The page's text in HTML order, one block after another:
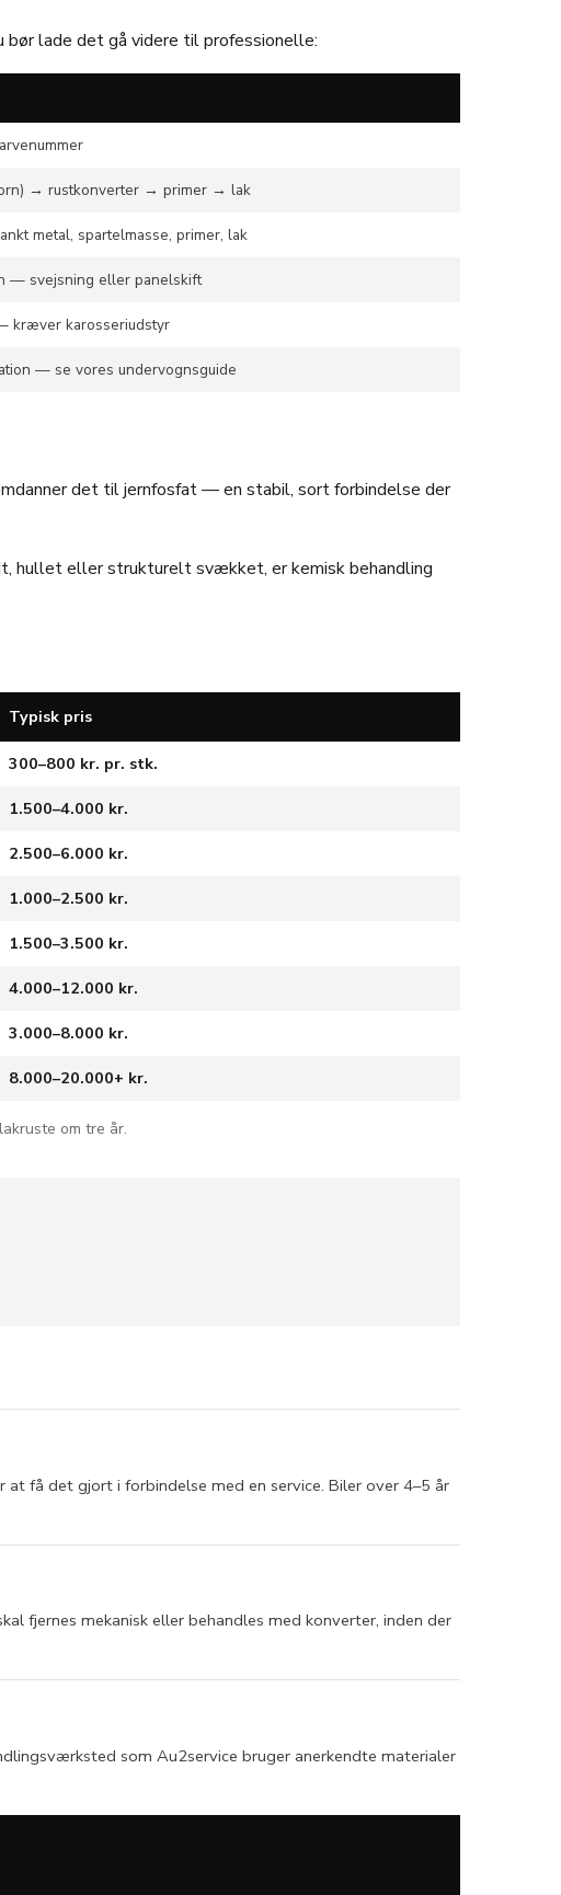
bør lade det gå videre til professionelle:
→ rustkonverter → primer → lak
metal, spartelmasse, primer, lak
— svejsning eller panelskift
kræver karosseriudstyr
— se vores undervognsguide
det til jernfosfat — en stabil, sort forbindelse der
hullet eller strukturelt svækket, er kemisk behandling
Typisk pris
300–800 kr. pr. stk.
1.500–4.000 kr.
2.500–6.000 kr.
1.000–2.500 kr.
1.500–3.500 kr.
4.000–12.000 kr.
3.000–8.000 kr.
8.000–20.000+ kr.
om tre år.
få det gjort i forbindelse med en service. Biler over 4–5 år
fjernes mekanisk eller behandles med konverter, inden der
som Au2service bruger anerkendte materialer